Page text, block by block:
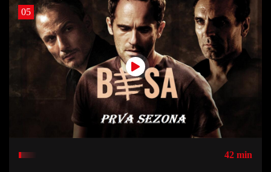
05
42 min